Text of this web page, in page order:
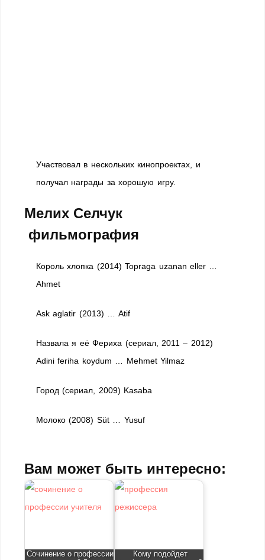
Участвовал в нескольких кинопроектах, и
получал награды за хорошую игру.
Мелих Селчук
фильмография
Король хлопка (2014) Topraga uzanan eller …
Ahmet
Ask aglatir (2013) … Atif
Назвала я её Фериха (сериал, 2011 – 2012)
Adini feriha koydum … Mehmet Yilmaz
Город (сериал, 2009) Kasaba
Молоко (2008) Süt … Yusuf
Вам может быть интересно:
Сочинение о профессии
Кому подойдет